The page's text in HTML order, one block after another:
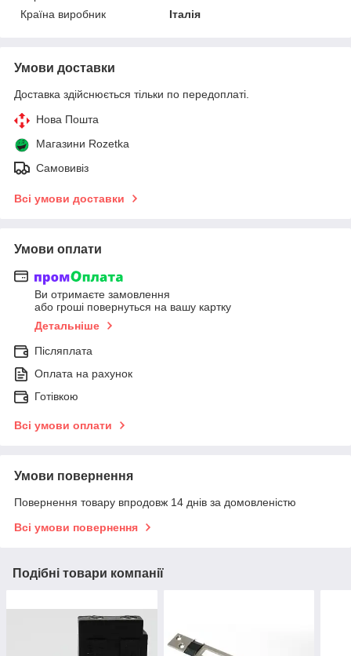
Країна виробник
Італія
Умови доставки
Доставка здійснюється тільки по передоплаті.
Нова Пошта
Магазини Rozetka
Самовивіз
Всі умови доставки
Умови оплати
Ви отримаєте замовлення
або гроші повернуться на вашу картку
Детальніше
Післяплата
Оплата на рахунок
Готівкою
Всі умови оплати
Умови повернення
Повернення товару впродовж 14 днів за домовленістю
Всі умови повернення
Подібні товари компанії